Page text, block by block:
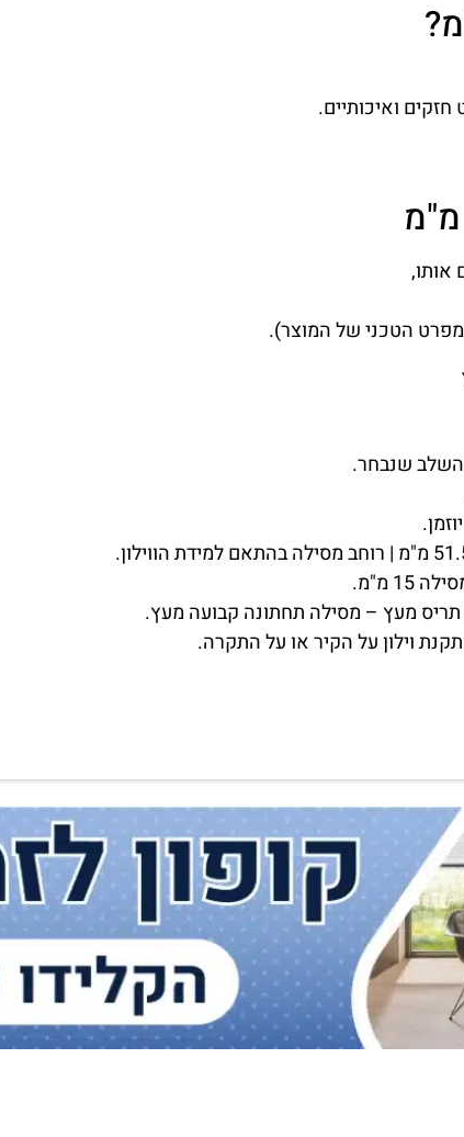
ואיכותיים.
אותו,
הטכני של המוצר).
שנבחר.
תריס מעץ – מסילה תחתונה קבועה מעץ.
וילון על הקיר או על התקרה.